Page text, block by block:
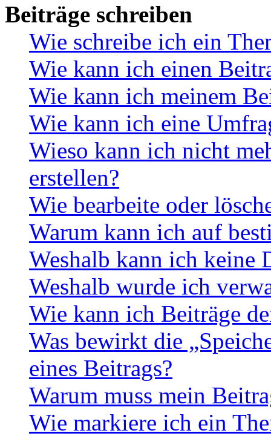
Beiträge schreiben
Wie schreibe ich ein
Wie kann ich einen
Wie kann ich meinem
Wie kann ich eine
Wieso kann ich nicht
erstellen?
Wie bearbeite oder
Warum kann ich auf
Weshalb kann ich keine
Weshalb wurde ich
Wie kann ich Beiträge
Was bewirkt die
eines Beitrags?
Warum muss mein
Wie markiere ich ein